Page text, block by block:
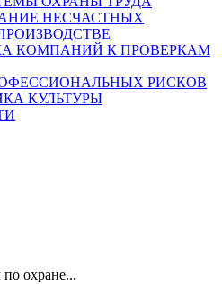
НЕСЧАСТНЫХ
КОМПАНИЙ К ПРОВЕРКАМ
РИСКОВ
КУЛЬТУРЫ
охране...